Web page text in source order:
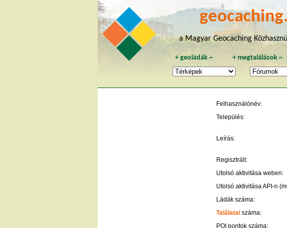
a Magyar Geocaching
+geoládák ~ + megtalálások~
Felhasználónév:
Település:
Leírás:
Regisztrált:
Utolsó aktivitása weben:
Utolsó aktivitása API-n
Ládák száma:
Találatai száma:
POI pontok száma: